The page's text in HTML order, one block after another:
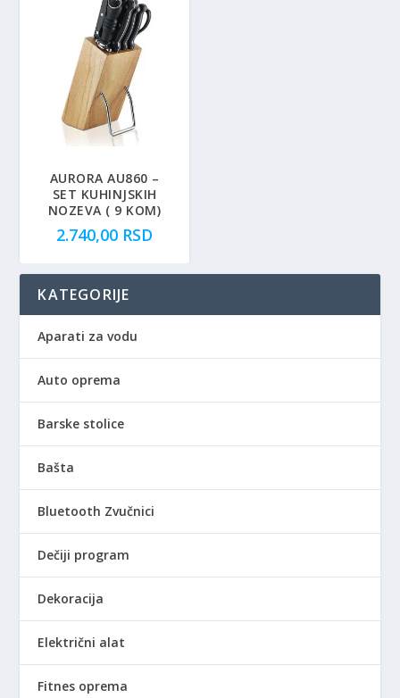
AURORA AU860 –
SET KUHINJSKIH
NOZEVA ( 9 KOM)
2.740,00 RSD
KATEGORIJE
Aparati za vodu
Auto oprema
Barske stolice
Bašta
Bluetooth Zvučnici
Dečiji program
Dekoracija
Električni alat
Fitnes oprema